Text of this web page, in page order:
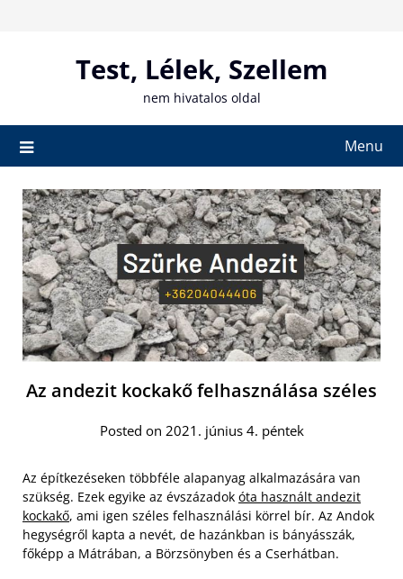
Test, Lélek, Szellem
nem hivatalos oldal
Menu
Az andezit kockakő felhasználása széles
Posted on 2021. június 4. péntek
Az építkezéseken többféle alapanyag alkalmazására van
szükség. Ezek egyike az évszázadok óta használt andezit
kockakő, ami igen széles felhasználási körrel bír. Az Andok
hegységről kapta a nevét, de hazánkban is bányásszák,
főképp a Mátrában, a Börzsönyben és a Cserhátban.